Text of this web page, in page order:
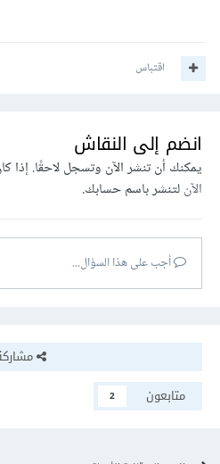
اقتباس
انضم إلى النقاش
يمكنك أن تنشر الآن وتسجل لاحقًا. إذا
الآنلتنشر باسم حسابك.
أجب على هذا السؤال...
متابعون
2